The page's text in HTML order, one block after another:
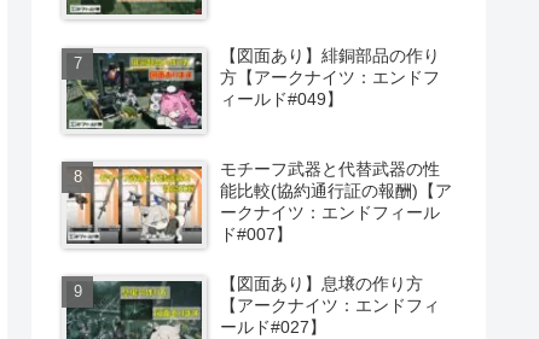
【図面あり】緋銅部品の作り
方【アークナイツ：エンドフ
ィールド#049】
モチーフ武器と代替武器の性
能比較(協約通行証の報酬)【ア
ークナイツ：エンドフィール
ド#007】
【図面あり】息壌の作り方
【アークナイツ：エンドフィ
ールド#027】